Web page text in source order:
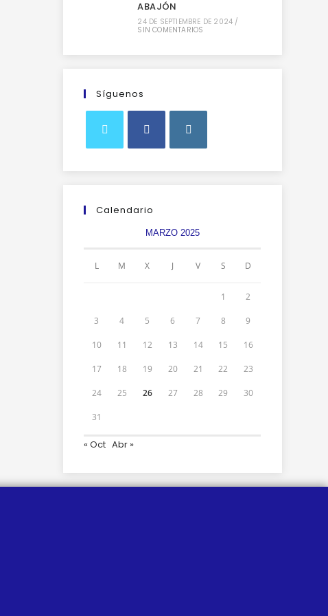
ABAJÓN
24 DE SEPTIEMBRE DE 2024 /
SIN COMENTARIOS
Síguenos
Calendario
MARZO 2025
L M X J V S D
1 2
3 4 5 6 7 8 9
10 11 12 13 14 15 16
17 18 19 20 21 22 23
24 25 26 27 28 29 30
31
« Oct Abr »